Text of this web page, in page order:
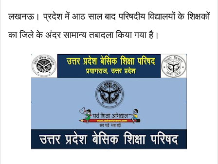
लखनऊ। प्रदेश में आठ साल बाद परिषदीय विद्यालयों के शिक्षकों
का जिले के अंदर सामान्य तबादला किया गया है।